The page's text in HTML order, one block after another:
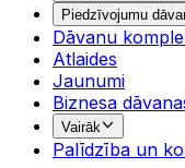
Piedzīvojumu
Dāvanu
Atlaides
Jaunumi
Biznesa
Vairāk
Palīdzība un